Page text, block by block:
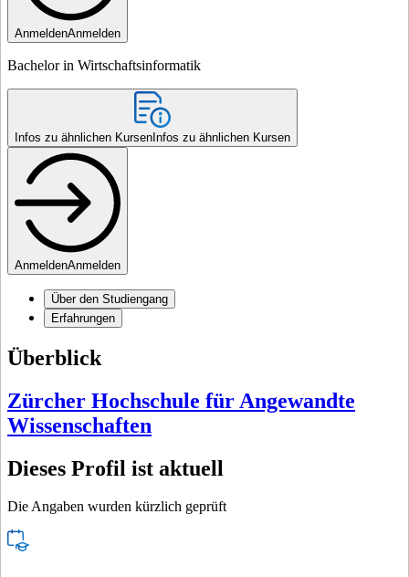
AnmeldenAnmelden
Bachelor in Wirtschaftsinformatik
Infos zu ähnlichen Kursen Infos zu ähnlichen Kursen
AnmeldenAnmelden
Über den Studiengang
Erfahrungen
Überblick
Zürcher Hochschule für Angewandte
Wissenschaften
Dieses Profil ist aktuell
Die Angaben wurden kürzlich geprüft